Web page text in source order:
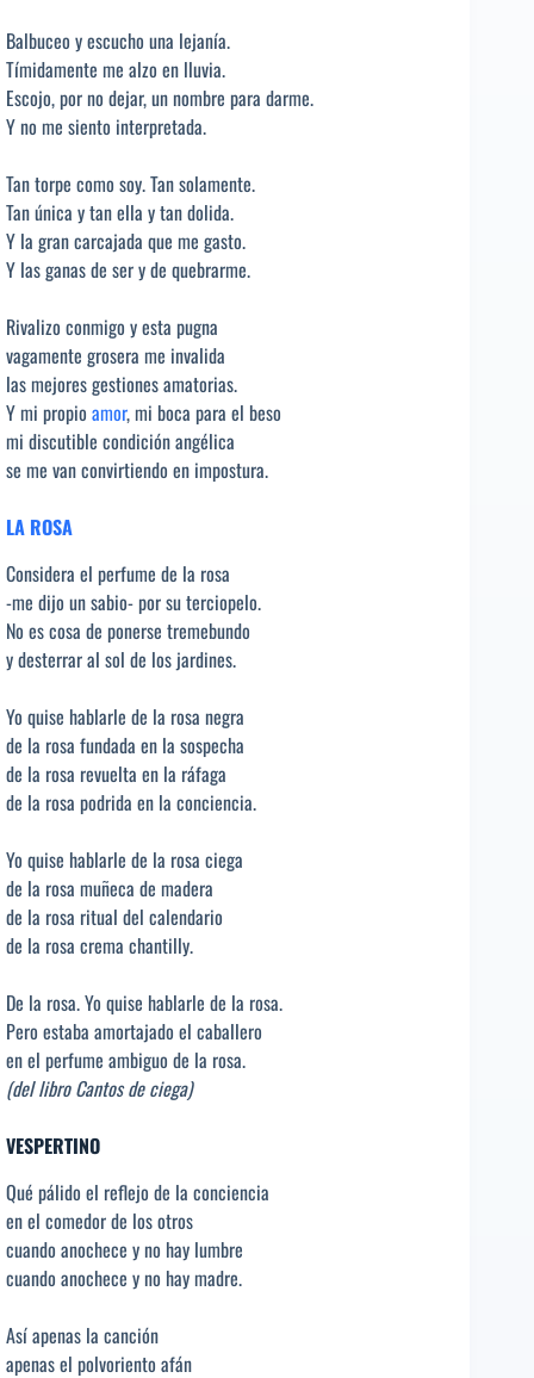
Balbuceo y escucho una lejanía.
Tímidamente me alzo en lluvia.
Escojo, por no dejar, un nombre para darme.
Y no me siento interpretada.
Tan torpe como soy. Tan solamente.
Tan única y tan ella y tan dolida.
Y la gran carcajada que me gasto.
Y las ganas de ser y de quebrarme.
Rivalizo conmigo y esta pugna
vagamente grosera me invalida
las mejores gestiones amatorias.
Y mi propio amor, mi boca para el beso
mi discutible condición angélica
se me van convirtiendo en impostura.
LA ROSA
Considera el perfume de la rosa
-me dijo un sabio- por su terciopelo.
No es cosa de ponerse tremebundo
y desterrar al sol de los jardines.
Yo quise hablarle de la rosa negra
de la rosa fundada en la sospecha
de la rosa revuelta en la ráfaga
de la rosa podrida en la conciencia.
Yo quise hablarle de la rosa ciega
de la rosa muñeca de madera
de la rosa ritual del calendario
de la rosa crema chantilly.
De la rosa. Yo quise hablarle de la rosa.
Pero estaba amortajado el caballero
en el perfume ambiguo de la rosa.
(del libro Cantos de ciega)
VESPERTINO
Qué pálido el reflejo de la conciencia
en el comedor de los otros
cuando anochece y no hay lumbre
cuando anochece y no hay madre.
Así apenas la canción
apenas el polvoriento afán